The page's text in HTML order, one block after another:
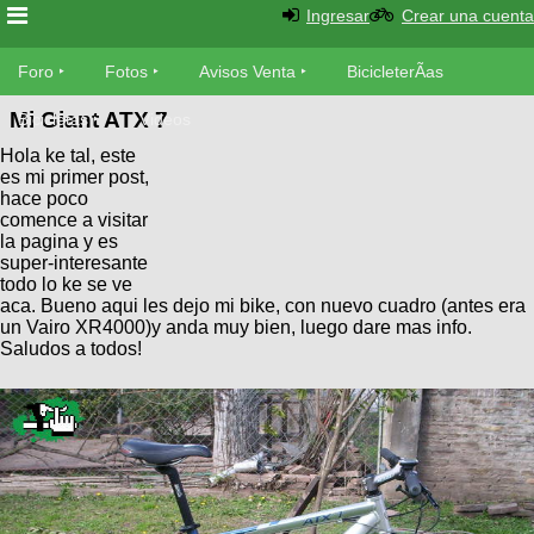
Foro
Foro
TÃ©cnica
MecÃ¡nica
Fotos
SUBÃ
tu foto
Galeria
XC
Viajes
Descenso
Dirt
Avisos
Ventas
SUBÃ
tu
aviso
Buscar
Ultimos
Fotos
BicicleterÃ­
as
Bicicletas
Tandem
Videos
Cicloturismo
Ingresar Crear una cuenta
Foro Fotos Avisos Venta BicicleterÃ­as
Bicicletas Videos
Mi Giant ATX 7
Hola ke tal, este
es mi primer post,
hace poco
comence a visitar
la pagina y es
super-interesante
todo lo ke se ve
aca. Bueno aqui les dejo mi bike, con nuevo cuadro (antes era
un Vairo XR4000)y anda muy bien, luego dare mas info.
Saludos a todos!